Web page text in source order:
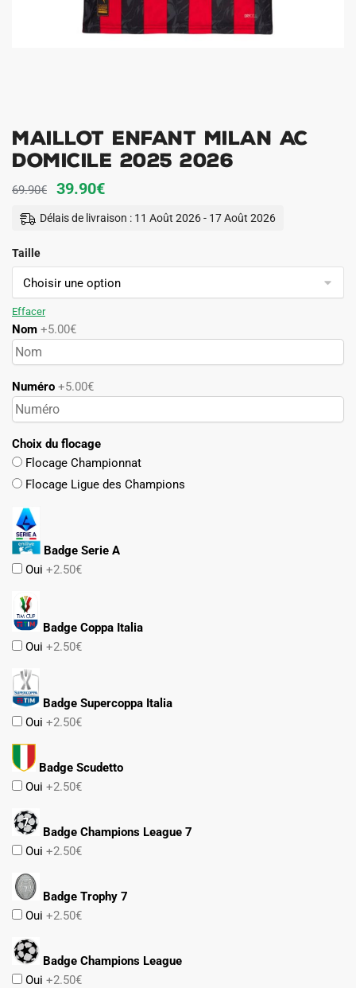
Maillot Enfant Milan AC
Domicile 2025 2026
69.90€
Le
prix
69.90€.
39.90€Le
prix
39.90€.
Délais de livraison : 11 Août 2026 - 17 Août 2026
Taille
Effacer
Nom +5.00€
Numéro +5.00€
Choix du flocage
Flocage Championnat
Flocage Ligue des Champions
Badge Serie A
Oui +2.50€
Badge Coppa Italia
Oui +2.50€
Badge Supercoppa Italia
Oui +2.50€
Badge Scudetto
Oui +2.50€
Badge Champions League 7
Oui +2.50€
Badge Trophy 7
Oui +2.50€
Badge Champions League
Oui +2.50€